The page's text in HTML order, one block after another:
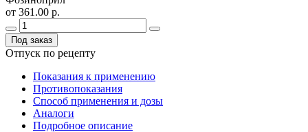
от 361.00 р.
Под заказ
Отпуск по рецепту
Показания к применению
Противопоказания
Способ применения и дозы
Аналоги
Подробное описание